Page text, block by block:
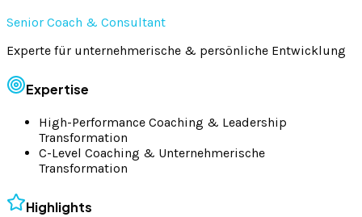
Senior Coach & Consultant
Experte für unternehmerische & persönliche Entwicklung
Expertise
High-Performance Coaching & Leadership
Transformation
C-Level Coaching & Unternehmerische
Transformation
Highlights